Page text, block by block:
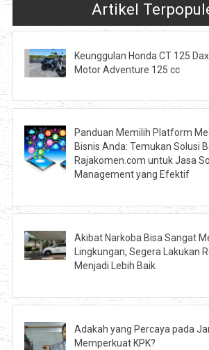
Artikel
Keunggulan Honda CT 125
Motor Adventure 125 cc
Panduan Memilih Platform
Bisnis Anda: Temukan Solusi
Rajakomen.com untuk Jasa
Management yang Efektif
Akibat Narkoba Bisa Sangat
Lingkungan, Segera Lakukan
Menjadi Lebih Baik
Adakah yang Percaya pada
Memperkuat KPK?